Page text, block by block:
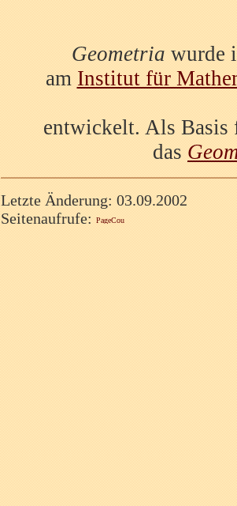
Geometriawurde
amInstitut für
entwickelt. Als
das
Letzte Änderung: 03.09.2002
Seitenaufrufe: